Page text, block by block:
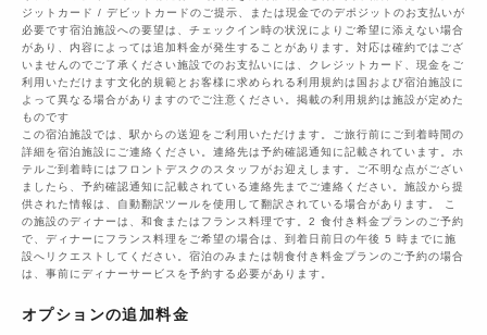
ジットカード / デビットカードのご提示、または現金でのデポジットのお支払いが
必要です宿泊施設への要望は、チェックイン時の状況によりご希望に添えない場合
があり、内容によっては追加料金が発生することがあります。対応は確約ではござ
いませんのでご了承ください施設でのお支払いには、クレジットカード、現金をご
利用いただけます文化的規範とお客様に求められる利用規約は国および宿泊施設に
よって異なる場合がありますのでご注意ください。掲載の利用規約は施設が定めた
ものです
この宿泊施設では、駅からの送迎をご利用いただけます。ご旅行前にご到着時間の
詳細を宿泊施設にご連絡ください。連絡先は予約確認通知に記載されています。ホ
テルご到着時にはフロントデスクのスタッフがお迎えします。ご不明な点がござい
ましたら、予約確認通知に記載されている連絡先までご連絡ください。施設から提
供された情報は、自動翻訳ツールを使用して翻訳されている場合があります。 こ
の施設のディナーは、和食またはフランス料理です。2 食付き料金プランのご予約
で、ディナーにフランス料理をご希望の場合は、到着日前日の午後 5 時までに施
設へリクエストしてください。宿泊のみまたは朝食付き料金プランのご予約の場合
は、事前にディナーサービスを予約する必要があります。
オプションの追加料金